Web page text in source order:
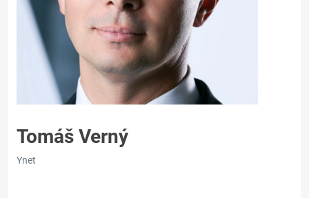
Tomáš Verný
Ynet